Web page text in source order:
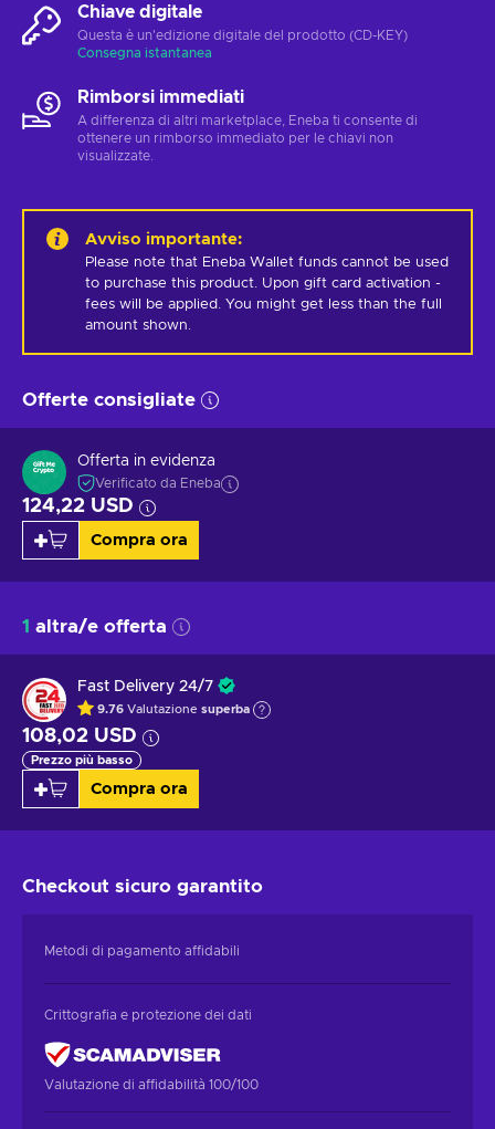
Chiave digitale
Questa è un'edizione digitale del prodotto (CD-KEY)
Consegna istantanea
Rimborsi immediati
A differenza di altri marketplace, Eneba ti consente di
ottenere un rimborso immediato per le chiavi non
visualizzate.
Avviso importante:
Please note that Eneba Wallet funds cannot be used
to purchase this product. Upon gift card activation -
fees will be applied. You might get less than the full
amount shown.
Offerte consigliate
Offerta in evidenza
Verificato da Eneba
124,22 USD
Compra ora
1 altra/e offerta
Fast Delivery 24/7
9.76 Valutazione superba
108,02 USD
Prezzo più basso
Compra ora
Checkout sicuro garantito
Metodi di pagamento affidabili
Crittografia e protezione dei dati
Valutazione di affidabilità 100/100